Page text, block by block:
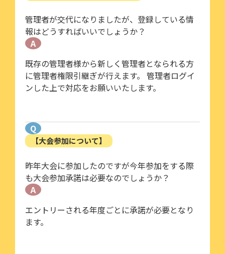
管理者が交代になりましたが、登録している情
報はどうすればいいでしょうか？
A
既存の管理者様から新しく管理者となられる方
に管理者権限引継ぎが行えます。 管理者ログイ
ンした上で対応をお願いいたします。
Q
【大会参加について】
昨年大会に参加したのですが今年参加をする際
も大会参加承諾は必要なのでしょうか？
A
エントリーされる年度ごとに承諾が必要となり
ます。